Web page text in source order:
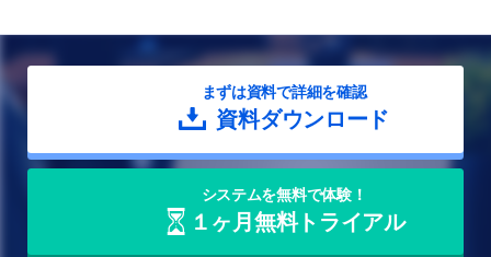
まずは資料で詳細を確認
資料ダウンロード
システムを無料で体験！
１ヶ月無料トライアル